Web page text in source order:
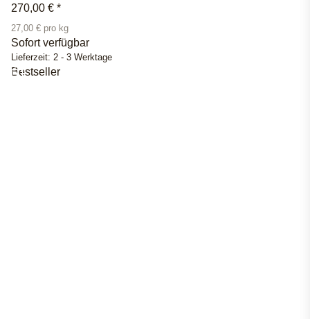
270,00 € *
27,00 € pro kg
Sofort verfügbar
Lieferzeit: 2 - 3 Werktage
Bestseller